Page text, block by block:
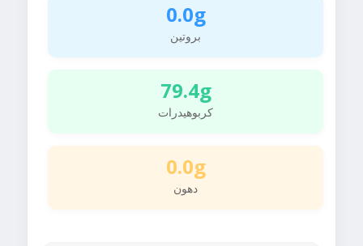
0.0g
بروتين
79.4g
كربوهيدرات
0.0g
دهون